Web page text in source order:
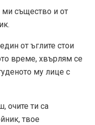
ми същество и от
от ъглите стои
време, хвърлям се
му лице с
очите ти са
твое